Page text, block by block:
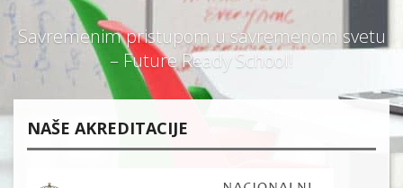
Savremenim pristupom u savremenom svetu
– Future Ready School!
NAŠE AKREDITACIJE